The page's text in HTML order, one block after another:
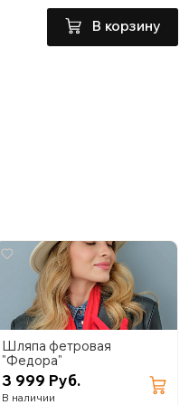
В корзину
Шляпа фетровая
"Федора"
3 999 Руб.
В наличии